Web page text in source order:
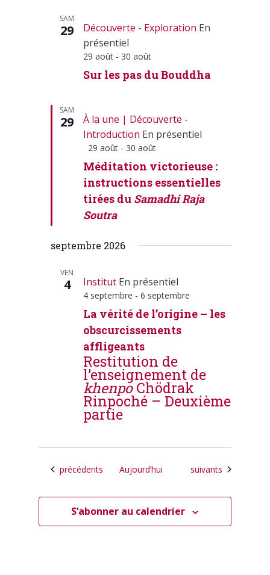
SAM
29 Découverte - Exploration En
présentiel
29 août - 30 août
Sur les pas du Bouddha
SAM
29 À la une
Découverte -
Introduction En présentiel
Mis
avant
29 août - 30 août
Méditation victorieuse :
instructions essentielles
tirées du Samadhi Raja
Soutra
septembre 2026
VEN
4 Institut En présentiel
4 septembre -6 septembre
La vérité de l’origine – les
obscurcissements
affligeants
Restitution de
l’enseignement de
khenpoChödrak
Rinpoché – Deuxième
partie
Calendrier
précédents Aujourd’hui Calendrier
suivants
S’abonner au calendrier